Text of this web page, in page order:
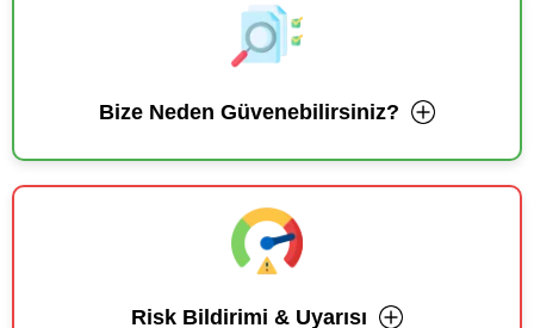
Bize Neden Güvenebilirsiniz?
Risk Bildirimi & Uyarısı